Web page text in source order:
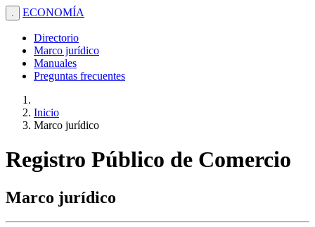
. ECONOMÍA
Directorio
Marco jurídico
Manuales
Preguntas frecuentes
Inicio
Marco jurídico
Registro Público de Comercio
Marco jurídico